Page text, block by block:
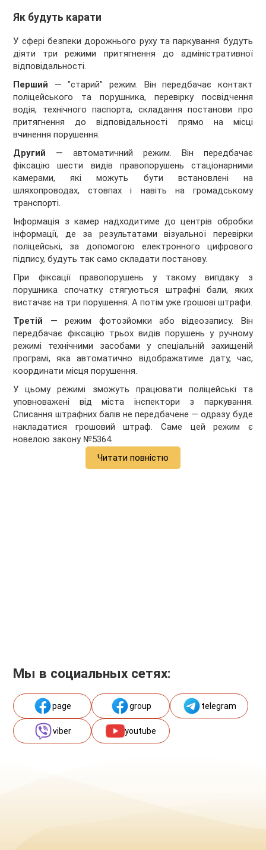
Як будуть карати
У сфері безпеки дорожнього руху та паркування будуть
діяти три режими притягнення до адміністративної
відповідальності.
Перший — "старий" режим. Він передбачає контакт
поліцейського та порушника, перевірку посвідчення
водія, технічного паспорта, складання постанови про
притягнення до відповідальності прямо на місці
вчинення порушення.
Другий — автоматичний режим. Він передбачає
фіксацію шести видів правопорушень стаціонарними
камерами, які можуть бути встановлені на
шляхопроводах, стовпах і навіть на громадському
транспорті.
Інформація з камер надходитиме до центрів обробки
інформації, де за результатами візуальної перевірки
поліцейські, за допомогою електронного цифрового
підпису, будуть так само складати постанову.
При фіксації правопорушень у такому випдаку з
порушника спочатку стягуються штрафні бали, яких
вистачає на три порушення. А потім уже грошові штрафи.
Третій — режим фотозйомки або відеозапису. Він
передбачає фіксацію трьох видів порушень у ручному
режимі технічними засобами у спеціальній захищеній
програмі, яка автоматично відображатиме дату, час,
координати місця порушення.
У цьому режимі зможуть працювати поліцейські та
уповноважені від міста інспектори з паркування.
Списання штрафних балів не передбачене — одразу буде
накладатися грошовий штраф. Саме цей режим є
новелою закону №5364.
Читати повністю
Мы в социальных сетях:
page group telegram
viber youtube